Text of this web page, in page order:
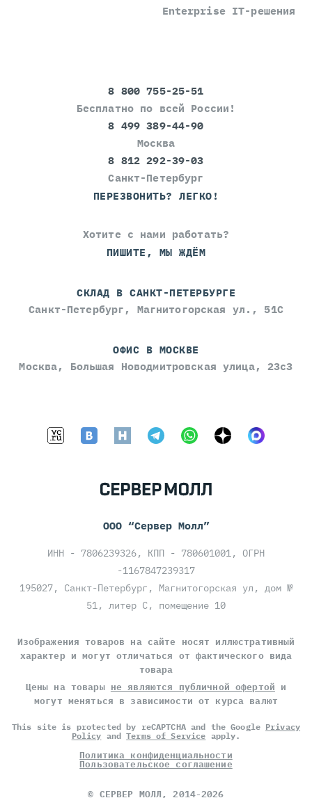
Enterprise IT-решения
8 800 755-25-51
Бесплатно по всей России!
8 499 389-44-90
Москва
8 812 292-39-03
Санкт-Петербург
ПЕРЕЗВОНИТЬ? ЛЕГКО!
Хотите с нами работать?
ПИШИТЕ, МЫ ЖДЁМ
СКЛАД В САНКТ-ПЕТЕРБУРГЕ
Санкт-Петербург, Магнитогорская ул., 51С
ОФИС В МОСКВЕ
Москва, Большая Новодмитровская улица, 23с3
ООО “Сервер Молл”
ИНН - 7806239326, КПП - 780601001, ОГРН
-1167847239317
195027, Санкт-Петербург, Магнитогорская ул, дом №
51, литер С, помещение 10
Изображения товаров на сайте носят иллюстративный
характер и могут отличаться от фактического вида
товара
Цены на товары не являются публичной офертой и
могут меняться в зависимости от курса валют
This site is protected by reCAPTCHA and the Google Privacy
Policy andTerms of Service apply.
Политика конфиденциальности
Пользовательское соглашение
© СЕРВЕР МОЛЛ, 2014-2026